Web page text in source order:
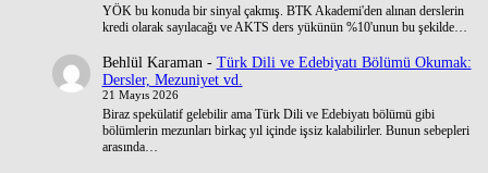
YÖK bu konuda bir sinyal çakmış. BTK Akademi'den alınan derslerin
kredi olarak sayılacağı ve AKTS ders yükünün %10'unun bu şekilde…
Behlül Karaman- Türk Dili ve Edebiyatı Bölümü Okumak:
Dersler, Mezuniyet vd.
21 Mayıs 2026
Biraz spekülatif gelebilir ama Türk Dili ve Edebiyatı bölümü gibi
bölümlerin mezunları birkaç yıl içinde işsiz kalabilirler. Bunun sebepleri
arasında…